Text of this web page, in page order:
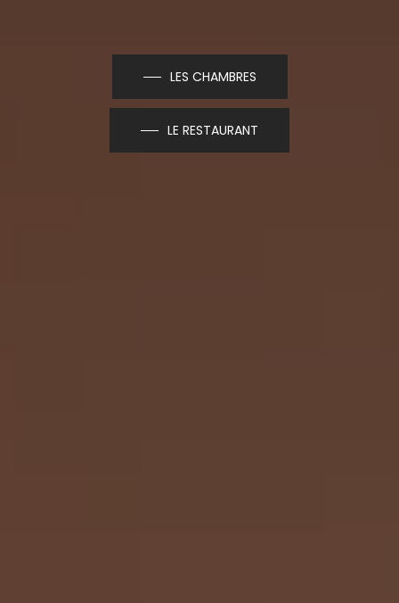
LES CHAMBRES
LE RESTAURANT